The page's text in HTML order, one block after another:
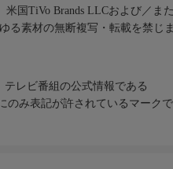
国TiVo Brands LLCおよび／ま
る素材の無断複写・転載を禁じま
テレビ番組の公式情報である
のみ表記が許されているマークで